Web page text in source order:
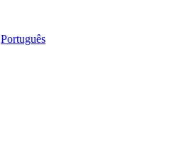
Português